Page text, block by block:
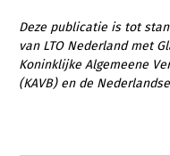
Deze publicatie is tot
van LTO Nederland met
Koninklijke Algemeene
(KAVB) en de